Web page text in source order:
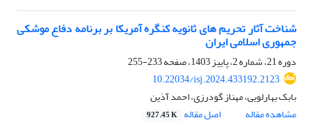
شناخت آثار تحریم های ثانویه کنگره آمریکا بر برنامه دفاع موشکی
جمهوری اسلامی ایران
دوره 21، شماره 2، پاییز 1403، صفحه
233-255
10.22034/isj.2024.433192.2123
بابک بهارلویی، مهناز گودرزی، احمد آذین
مشاهده مقاله
اصل مقاله 927.45 K